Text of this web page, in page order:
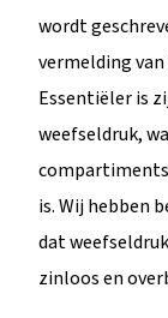
wordt
vermelding van
Essentiëler is
weefseldruk,
is. Wij hebben
dat
zinloos en